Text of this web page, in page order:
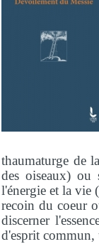
thaumaturge de
des oiseaux) ou
l'énergie et la vie
recoin du coeur
discerner
d'esprit commun,